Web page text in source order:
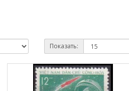
Показать: